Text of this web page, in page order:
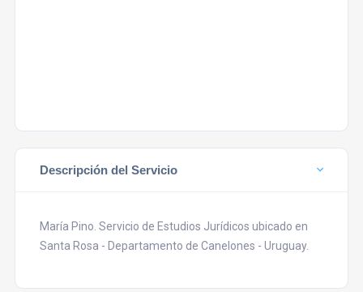
Descripción del Servicio
María Pino. Servicio de Estudios Jurídicos ubicado en
Santa Rosa - Departamento de Canelones - Uruguay.